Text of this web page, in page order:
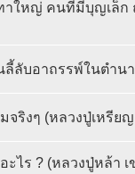
ใหญ่ คนที่มีบุญเล็ก
ลับอาถรรพ์ในตำน
ริงๆ (หลวงปู่เหรีย
ะไร ? (หลวงปู่หล้า